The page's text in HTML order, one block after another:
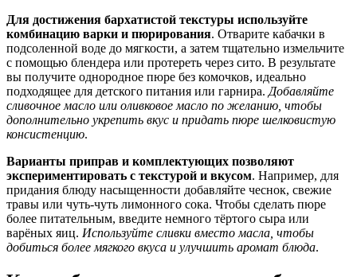
Для достижения бархатистой текстуры используйте
комбинацию варки и пюрирования. Отварите кабачки в
подсоленной воде до мягкости, а затем тщательно измельчите
с помощью блендера или протереть через сито. В результате
вы получите однородное пюре без комочков, идеально
подходящее для детского питания или гарнира. Добавляйте
сливочное масло или оливковое масло по желанию, чтобы
дополнительно укрепить вкус и придать пюре шелковистую
консистенцию.
Варианты приправ и комплектующих позволяют
экспериментировать с текстурой и вкусом. Например, для
придания блюду насыщенности добавляйте чеснок, свежие
травы или чуть-чуть лимонного сока. Чтобы сделать пюре
более питательным, введите немного тёртого сыра или
варёных яиц. Используйте сливки вместо масла, чтобы
добиться более мягкого вкуса и улучшить аромат блюда.